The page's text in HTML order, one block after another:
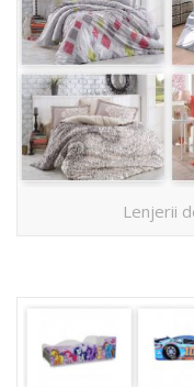
Lenjerii